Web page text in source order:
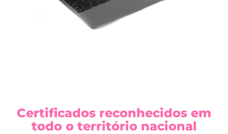
Certificados reconhecidos em
todo o território nacional